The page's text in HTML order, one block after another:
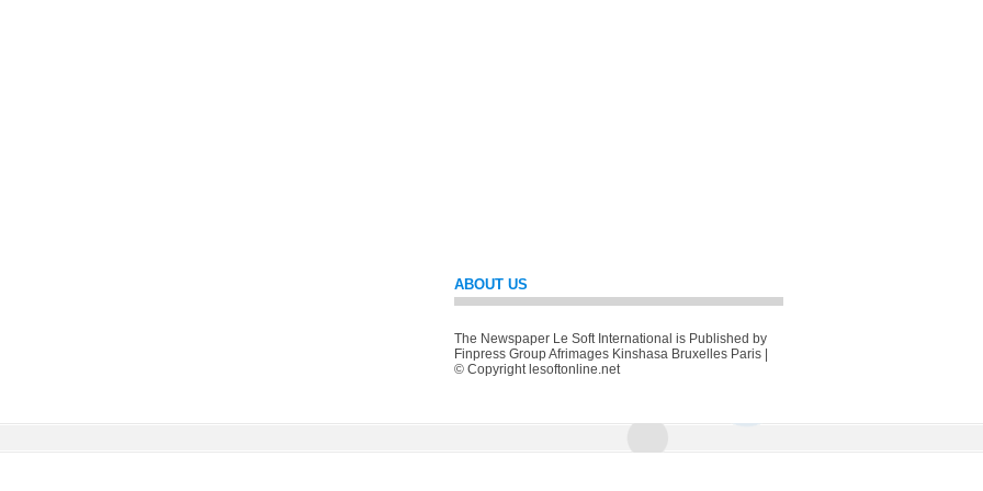
ABOUT US
The Newspaper Le Soft International is Published by
Finpress Group Afrimages Kinshasa Bruxelles Paris |
© Copyright lesoftonline.net